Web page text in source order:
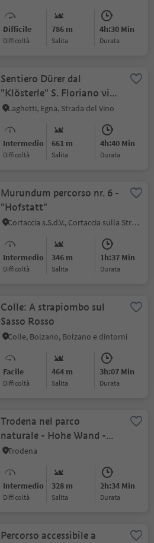
Difficile
Difficoltà
786 m
Salita
4h:30 Min
durata
Sentiero Dürer dal
"Klösterle" S. Floriano via
Laghetti a Pochi
Laghetti, Egna, Strada del Vino
Intermedio
Difficoltà
661 m
Salita
4h:40 Min
durata
Murundum percorso nr. 6 -
"Hofstatt"
Cortaccia s.S.d.V., Cortaccia sulla Strada del Vino, Strada del Vino
Intermedio
Difficoltà
346 m
Salita
1h:37 Min
durata
Colle: A strapiombo sul
Sasso Rosso
Colle, Bolzano, Bolzano e dintorni
Facile
Difficoltà
464 m
Salita
3h:07 Min
durata
Trodena nel parco
naturale - Hohe Wand -
Malga Cislon - Trodena
Trodena
Intermedio
Difficoltà
328 m
Salita
2h:34 Min
durata
Percorso accessibile a